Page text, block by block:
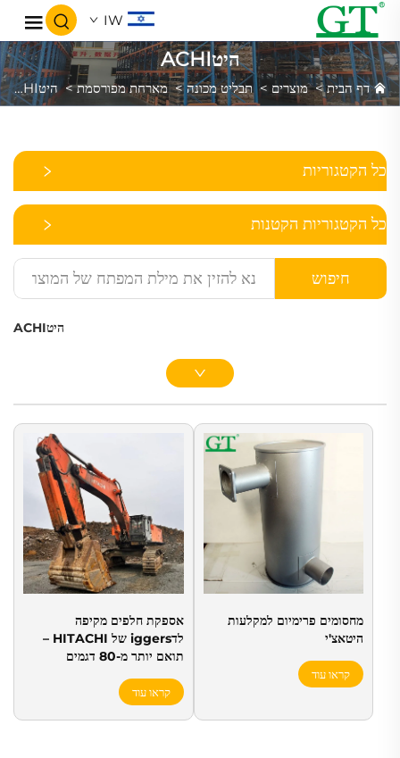
IW
היטACHI
דף הבית>מוצרים > תבליט מכונה>מארחת מפורסמת>היטACHI
כל הקטגוריות
כל הקטגוריות הקטנות
חיפוש
היטACHI
מחסומים פרימיום למקלעות
היטאצ'י
קראו עוד
אספקת חלפים מקיפה
לדiggers של HITACHI –
תואם יותר מ-80 דגמים
קראו עוד